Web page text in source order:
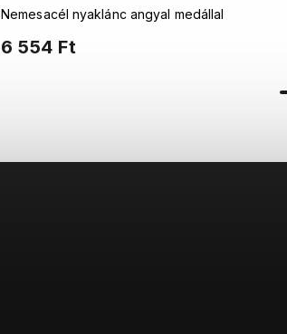
6 554 Ft
Nemesacél nyaklánc angyal medállal